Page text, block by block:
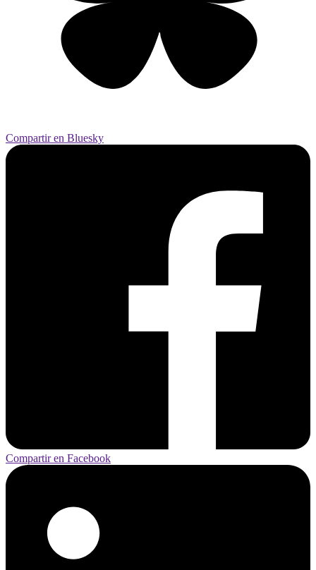
Compartir en Bluesky
Compartir en Facebook